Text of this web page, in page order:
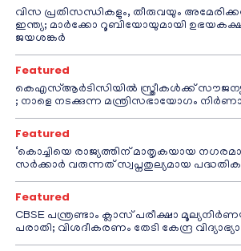
വിസ പ്രതിസന്ധികളും, തീരുവയും
ഇന്ത്യ; മാർക്കോ റൂബിയോയുമായി
ജയശങ്കർ
Featured
കെഎസ്ആർടിസിയിൽ സ്ത്രീകൾക്ക് സൗജന്യ
; നാളെ നടക്കുന്ന മന്ത്രിസഭായോഗം
Featured
‘കൊച്ചിയെ രാജ്യത്തിന് മാതൃകയായ
സർക്കാർ വരുന്നത് സ്വപ്നതുല്യമായ
Featured
CBSE പന്ത്രണ്ടാം ക്ലാസ് പരീക്ഷാ
പരാതി; വിശദീകരണം തേടി കേന്ദ്ര